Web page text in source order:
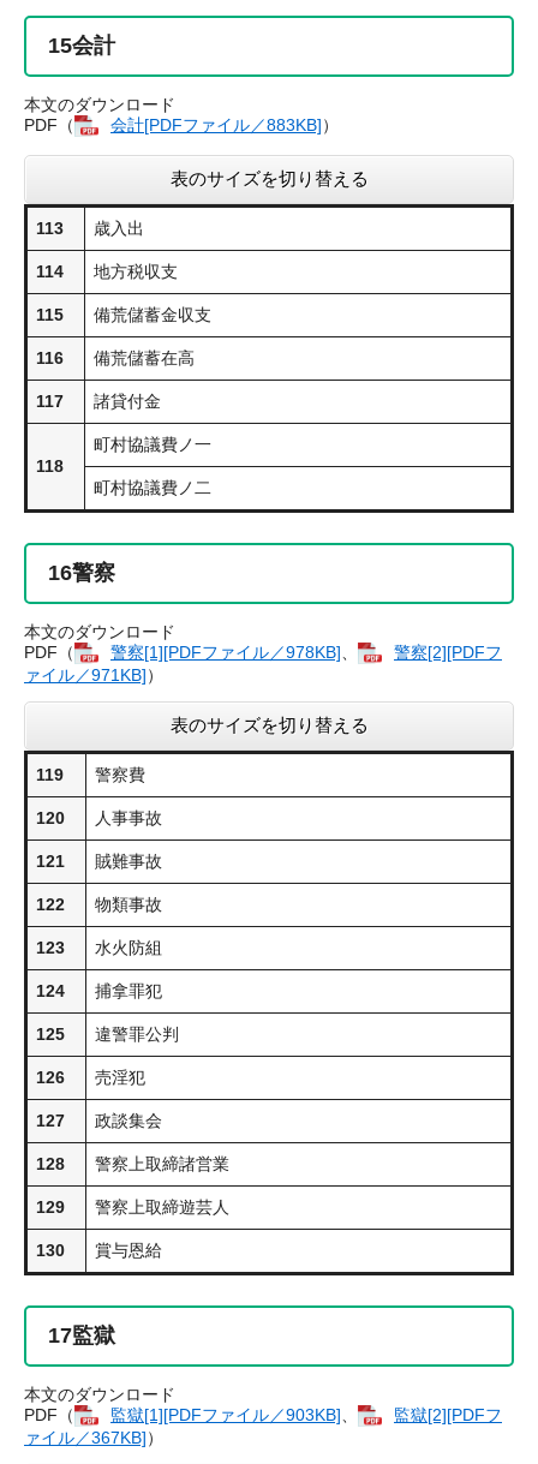
15会計
本文のダウンロード
PDF（
会計​[PDFファイル／883KB]）
表のサイズを切り替える
113 歳入出
114 地方税収支
115 備荒儲蓄金収支
116 備荒儲蓄在高
117 諸貸付金
118
町村協議費ノ一
町村協議費ノ二
16警察
本文のダウンロード
PDF（
警察​[1][PDFファイル／978KB]
警察​[2][PDFフ
ァイル／971KB]）
表のサイズを切り替える
119 警察費
120 人事事故
121 賊難事故
122 物類事故
123 水火防組
124 捕拿罪犯
125 違警罪公判
126 売淫犯
127 政談集会
128 警察上取締諸営業
129 警察上取締遊芸人
130 賞与恩給
17監獄
本文のダウンロード
PDF（
監獄​[1][PDFファイル／903KB]
監獄​[2][PDFフ
ァイル／367KB]）